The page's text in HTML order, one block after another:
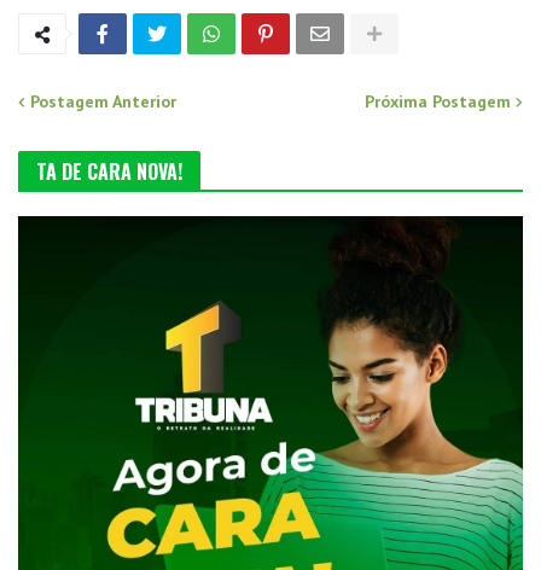
Postagem Anterior Próxima Postagem
TA DE CARA NOVA!